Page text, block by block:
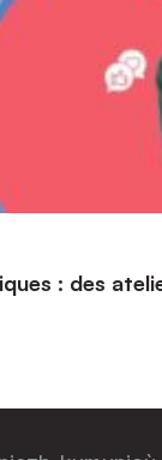
: des